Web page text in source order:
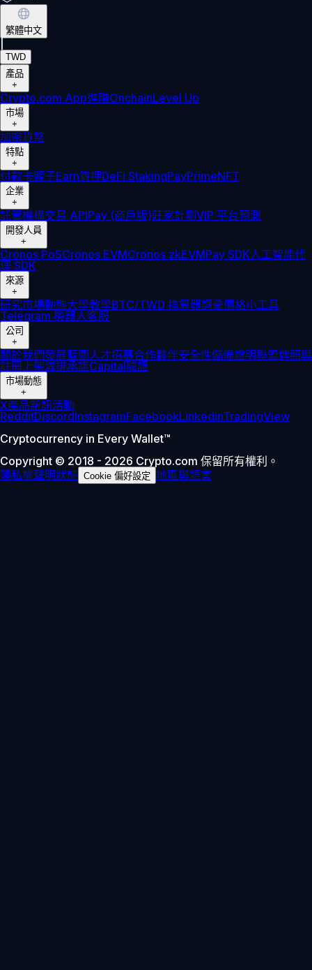
繁體中文
TWD
產品
+
Crypto.com App進階OnchainLevel Up
市場
+
加密貨幣
特點
+
付款卡籃子Earn質押DeFi StakingPayPrimeNFT
企業
+
託管機構交易 APIPay (商戶版)莊家計劃VIP 平台預測
開發人員
+
Cronos PoSCronos EVMCronos zkEVMPay SDK人工智能代
理 SDK
來源
+
研究市場動態大學教學BTC/TWD 換算器詞彙價格小工具
Telegram 機器人客服
公司
+
關於我們發展藍圖人才招募合作夥伴安全性儲備證明聯盟牌照與
註冊 上架減排承諾Capital驗證
市場動態
+
X產品新訊活動
RedditDiscordInstagramFacebookLinkedinTradingView
Cryptocurrency in Every Wallet™
Copyright © 2018 - 2026 Crypto.com 保留所有權利。
隱私權聲明狀態 Cookie 偏好設定 地區與語言